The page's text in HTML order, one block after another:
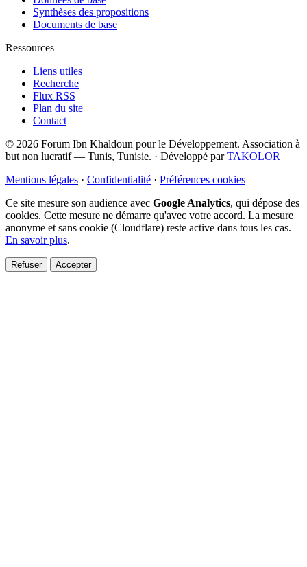
Synthèses des propositions
Documents de base
Ressources
Liens utiles
Recherche
Flux RSS
Plan du site
Contact
© 2026 Forum Ibn Khaldoun pour le Développement. Association à
but non lucratif — Tunis, Tunisie. · Développé parTAKOLOR
Mentions légales · Confidentialité · Préférences cookies
Ce site mesure son audience avec Google Analytics, qui dépose des
cookies. Cette mesure ne démarre qu'avec votre accord. La mesure
anonyme et sans cookie (Cloudflare) reste active dans tous les cas.
En savoir plus.
Refuser Accepter